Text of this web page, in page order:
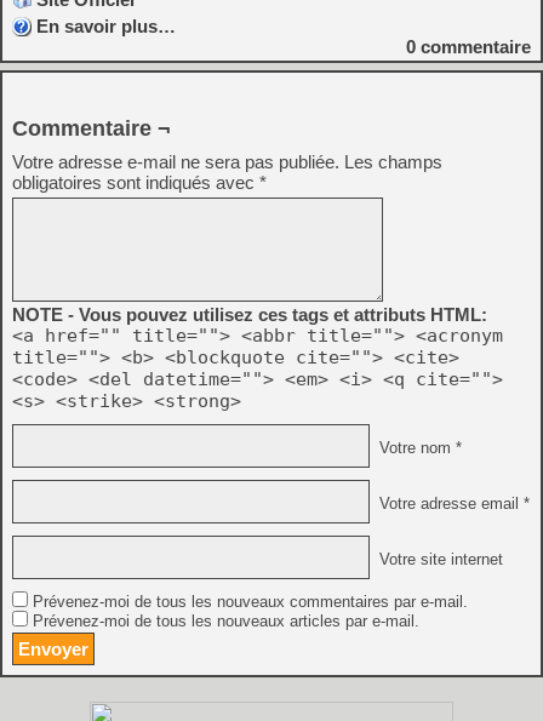
En savoir plus…
0 commentaire
Commentaire ¬
Votre adresse e-mail ne sera pas publiée. Les champs
obligatoires sont indiqués avec *
NOTE - Vous pouvez utilisez ces tags et attributs HTML:
<a href="" title=""> <abbr title=""> <acronym
title=""> <b> <blockquote cite=""> <cite>
<code> <del datetime=""> <em> <i> <q cite="">
<s> <strike> <strong>
Votre nom *
Votre adresse email *
Votre site internet
Prévenez-moi de tous les nouveaux commentaires par e-mail.
Prévenez-moi de tous les nouveaux articles par e-mail.